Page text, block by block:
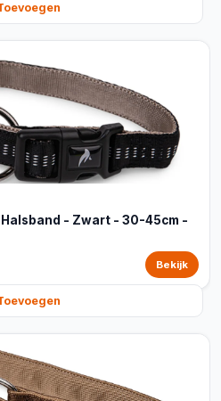
- Zwart - 30-45cm -
Bekijk